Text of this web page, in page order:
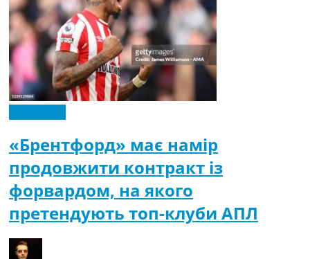
«Брентфорд» має намір
продовжити контракт із
форвардом, на якого
претендують топ-клуби АПЛ